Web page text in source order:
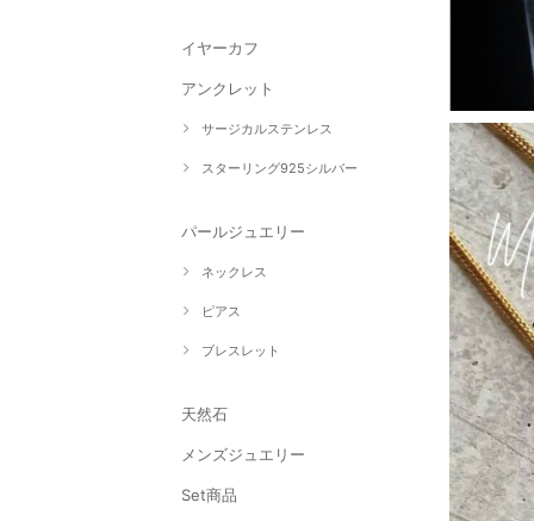
イヤーカフ
アンクレット
サージカルステンレス
スターリング925シルバー
パールジュエリー
ネックレス
ピアス
ブレスレット
天然石
メンズジュエリー
Set商品